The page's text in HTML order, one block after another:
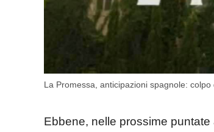
La Promessa, anticipazioni spagnole:
Ebbene, nelle prossime